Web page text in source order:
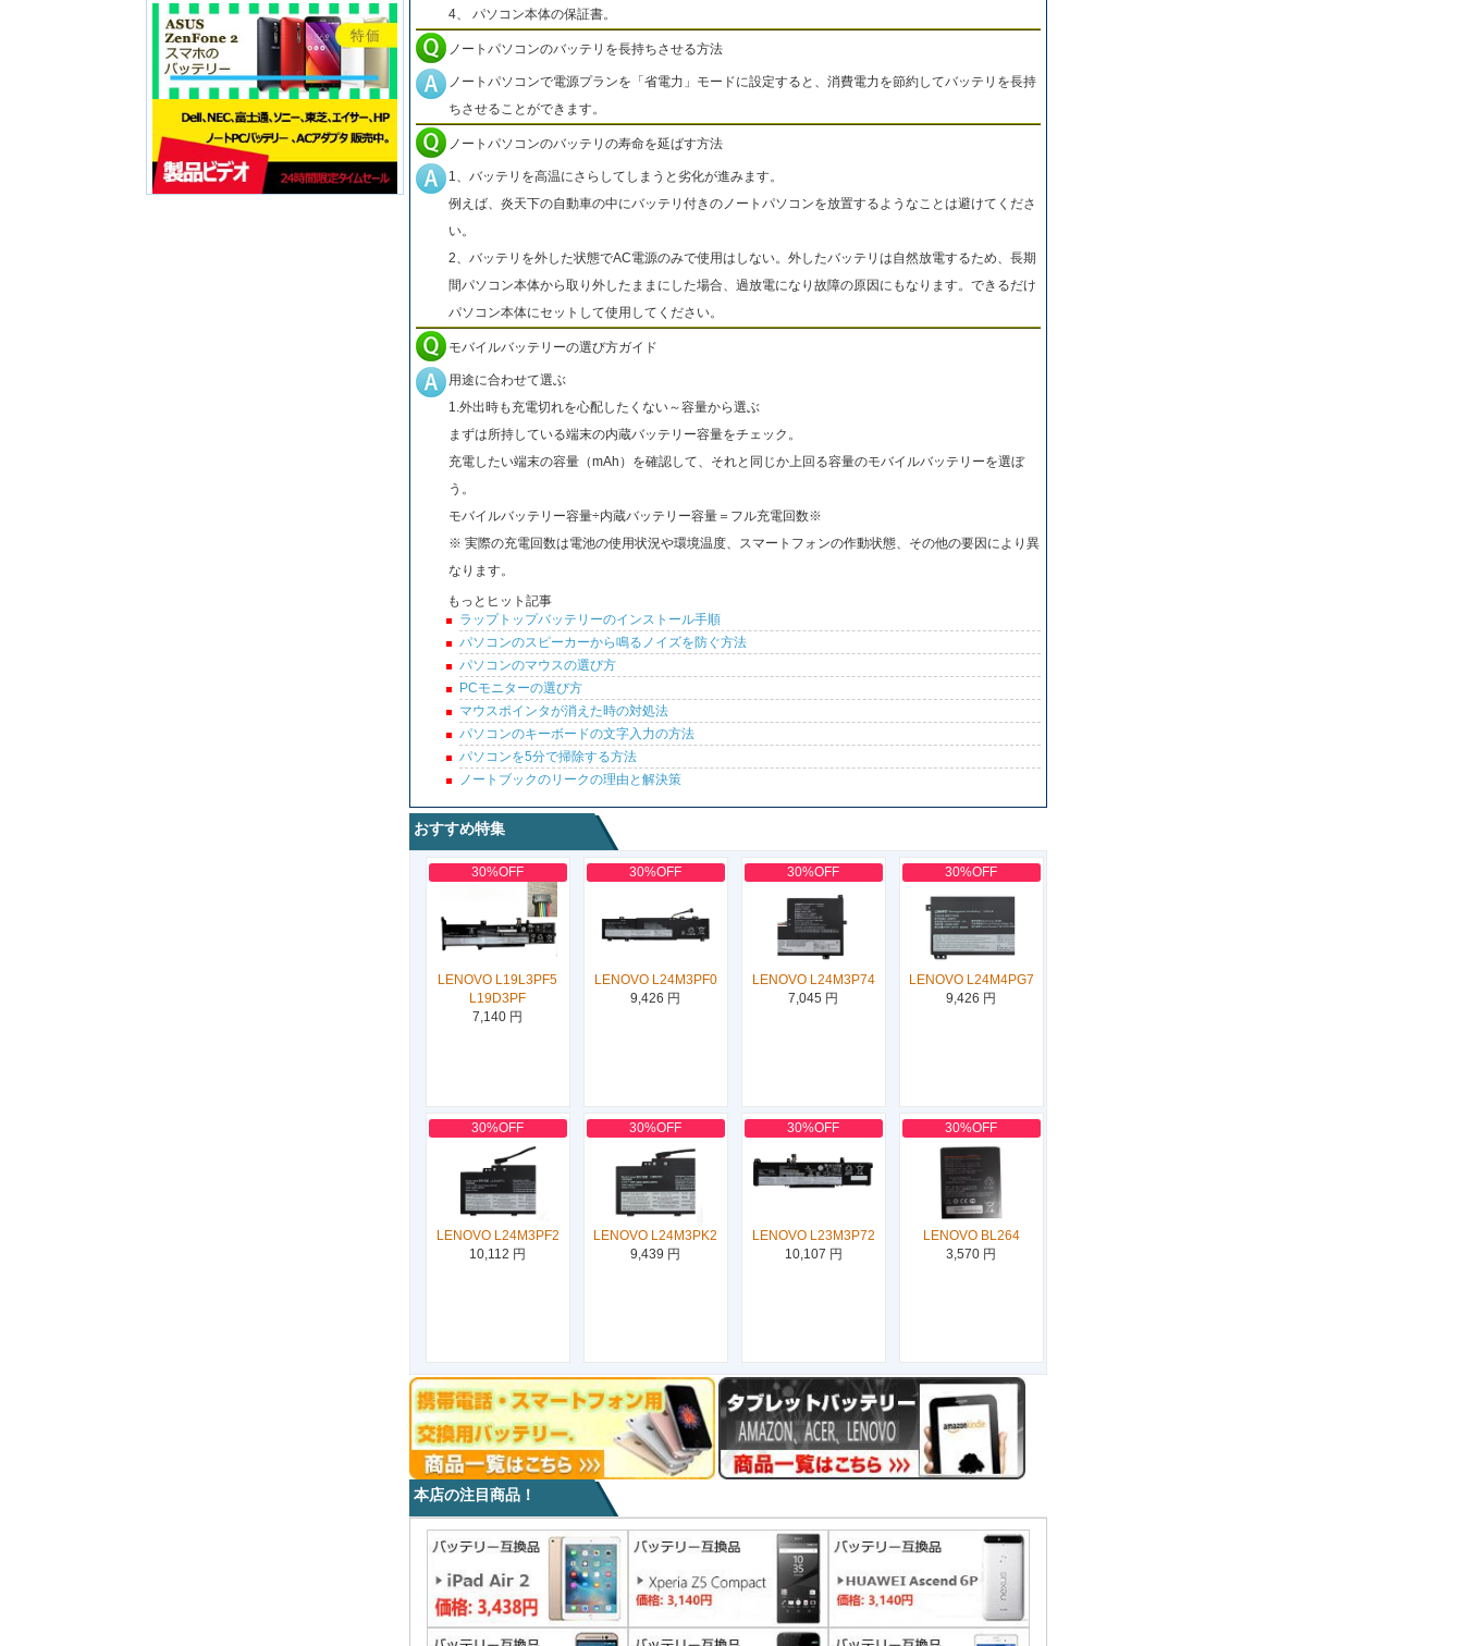
4、 パソコン本体の保証書。
ノートパソコンのバッテリを長持ちさせる方法
ノートパソコンで電源プランを「省電力」モードに設定すると、消費電力を節約してバッテリを長持
ちさせることができます。
ノートパソコンのバッテリの寿命を延ばす方法
1、バッテリを高温にさらしてしまうと劣化が進みます。
例えば、炎天下の自動車の中にバッテリ付きのノートパソコンを放置するようなことは避けてくださ
い。
2、バッテリを外した状態でAC電源のみで使用はしない。外したバッテリは自然放電するため、長期
間パソコン本体から取り外したままにした場合、過放電になり故障の原因にもなります。できるだけ
パソコン本体にセットして使用してください。
モバイルバッテリーの選び方ガイド
用途に合わせて選ぶ
1.外出時も充電切れを心配したくない～容量から選ぶ
まずは所持している端末の内蔵バッテリー容量をチェック。
充電したい端末の容量（mAh）を確認して、それと同じか上回る容量のモバイルバッテリーを選ぼ
う。
モバイルバッテリー容量÷内蔵バッテリー容量＝フル充電回数※
※ 実際の充電回数は電池の使用状況や環境温度、スマートフォンの作動状態、その他の要因により異
なります。
もっとヒット記事
ラップトップバッテリーのインストール手順
パソコンのスピーカーから鳴るノイズを防ぐ方法
パソコンのマウスの選び方
PCモニターの選び方
マウスポインタが消えた時の対処法
パソコンのキーボードの文字入力の方法
パソコンを5分で掃除する方法
ノートブックのリークの理由と解決策
おすすめ特集
30%OFF
LENOVO L19L3PF5
L19D3PF
7,140 円
30%OFF
LENOVO L24M3PF0
9,426 円
30%OFF
LENOVO L24M3P74
7,045 円
30%OFF
LENOVO L24M4PG7
9,426 円
30%OFF
LENOVO L24M3PF2
10,112 円
30%OFF
LENOVO L24M3PK2
9,439 円
30%OFF
LENOVO L23M3P72
10,107 円
30%OFF
LENOVO BL264
3,570 円
本店の注目商品！